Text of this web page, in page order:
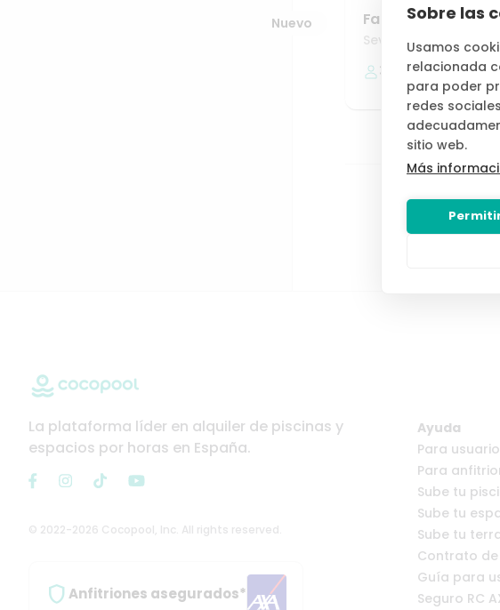
Sobre las
Usamos
relacionada
para poder
redes
sitio web.
Más
Nuevo Fantásticapiscina
Sevilla
30
La plataforma líder en alquiler de piscinas y
espacios por horas en España.
© 2022-2026 Cocopool, Inc. All rights reserved.
Anfitriones asegurados*
Ayuda
Para
Para
Sube tu
Sube tu
Sube tu
Contrato
Guía para
Seguro RC